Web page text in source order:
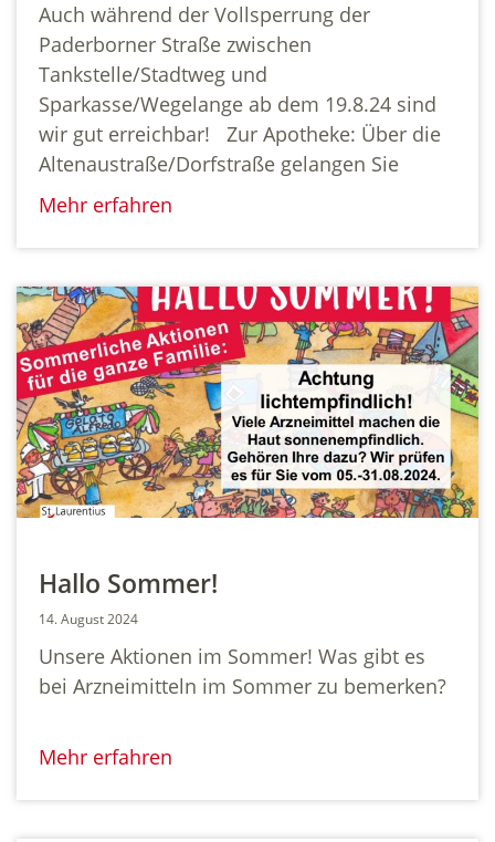
Auch während der Vollsperrung der
Paderborner Straße zwischen
Tankstelle/Stadtweg und
Sparkasse/Wegelange ab dem 19.8.24 sind
wir gut erreichbar! Zur Apotheke: Über die
Altenaustraße/Dorfstraße gelangen Sie
Mehr erfahren
Hallo Sommer!
14. August 2024
Unsere Aktionen im Sommer! Was gibt es
bei Arzneimitteln im Sommer zu bemerken?
Mehr erfahren